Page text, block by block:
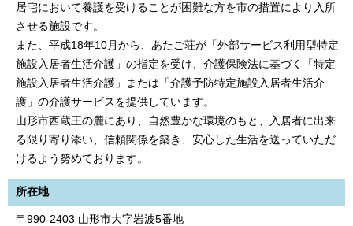
居宅において養護を受けることが困難な方を市の措置により入所
させる施設です。
また、平成18年10月から、あたご荘が「外部サービス利用型特定
施設入居者生活介護」の指定を受け、介護保険法に基づく「特定
施設入居者生活介護」または「介護予防特定施設入居者生活介
護」の介護サービスを提供しています。
山形市西蔵王の麓にあり、自然豊かな環境のもと、入居者に出来
る限り寄り添い、信頼関係を築き、安心した生活を送っていただ
けるよう努めております。
所在地
〒990-2403 山形市大字岩波5番地